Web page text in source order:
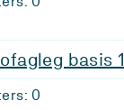
basis 1
0